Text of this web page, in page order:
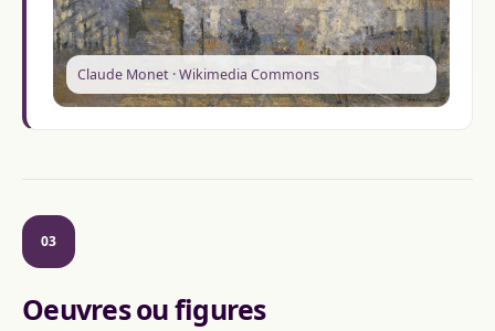
Claude Monet · Wikimedia Commons
03
Oeuvres ou figures